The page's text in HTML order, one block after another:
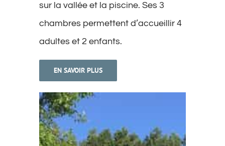
sur la vallée et la piscine. Ses 3
chambres permettent d’accueillir 4
adultes et 2 enfants.
EN SAVOIR PLUS